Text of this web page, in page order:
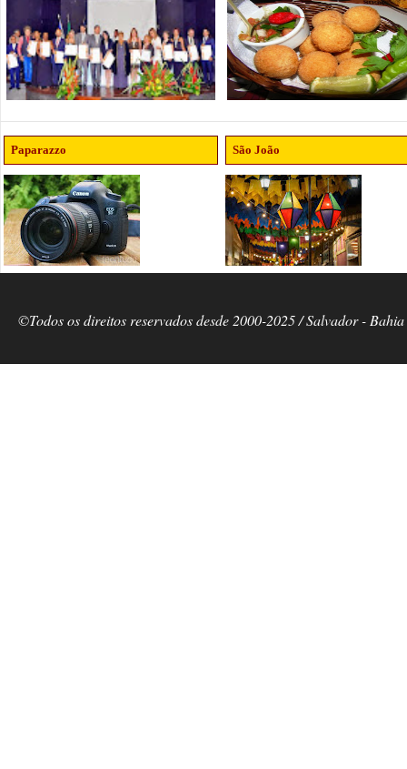
Paparazzo São João
©Todos os direitos reservados desde 2000-2025 / Salvador -